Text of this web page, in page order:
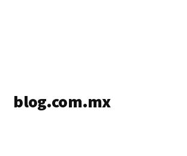
blog.com.mx